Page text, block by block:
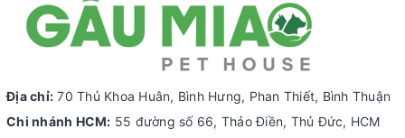
Địa chỉ: 70 Thủ Khoa Huân, Bình Hưng, Phan Thiết, Bình Thuận
Chi nhánh HCM: 55 đường số 66, Thảo Điền, Thủ Đức, HCM